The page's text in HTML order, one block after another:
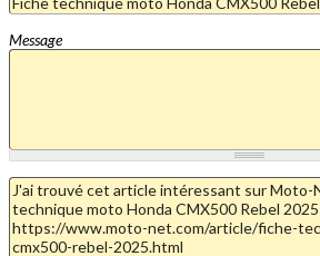
Message